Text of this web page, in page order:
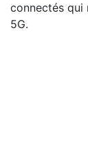
connectés qui
5G.